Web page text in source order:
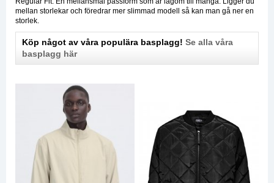
mellan storlekar och föredrar mer slimmad modell så kan man gå ner en
storlek.
Köp något av våra populära basplagg! Se alla våra
basplagg här